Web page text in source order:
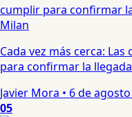
Cada vez más cerca:
para confirmar la
Javier Mora • 6 de
05